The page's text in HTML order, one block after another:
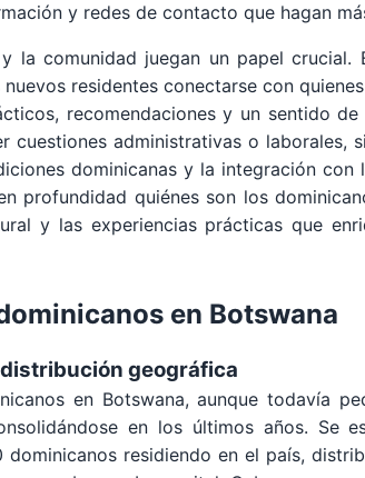
y redes de contacto que hagan
la comunidad juegan un papel crucial.
residentes conectarse con
recomendaciones y un sentido
cuestiones administrativas o laborales,
dominicanas y la integración con
profundidad quiénes son los
y las experiencias prácticas que
en Botswana
geográfica
en Botswana, aunque todavía
en los últimos años. Se
residiendo en el país,